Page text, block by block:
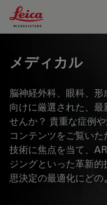
Leica Microsystems
メディカル
脳神経外科、眼科、
向けに厳選された、
せんか？ 貴重な症例
コンテンツをご覧い
技術に焦点を当て、
ジングといった革新
思決定の最適化にどの